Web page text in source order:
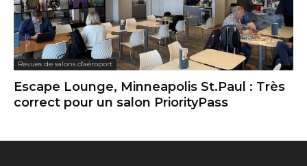
Revues de salons d'aéroport
Escape Lounge, Minneapolis St.Paul : Très
correct pour un salon PriorityPass